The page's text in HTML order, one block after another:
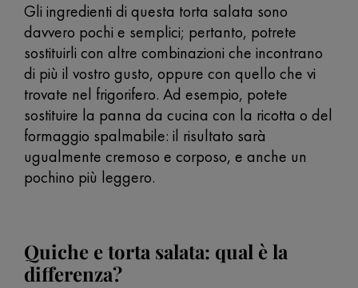
Gli ingredienti di questa torta salata sono
davvero pochi e semplici; pertanto, potrete
sostituirli con altre combinazioni che incontrano
di più il vostro gusto, oppure con quello che vi
trovate nel frigorifero. Ad esempio, potete
sostituire la panna da cucina con la ricotta o del
formaggio spalmabile: il risultato sarà
ugualmente cremoso e corposo, e anche un
pochino più leggero.
Quiche e torta salata: qual è la
differenza?